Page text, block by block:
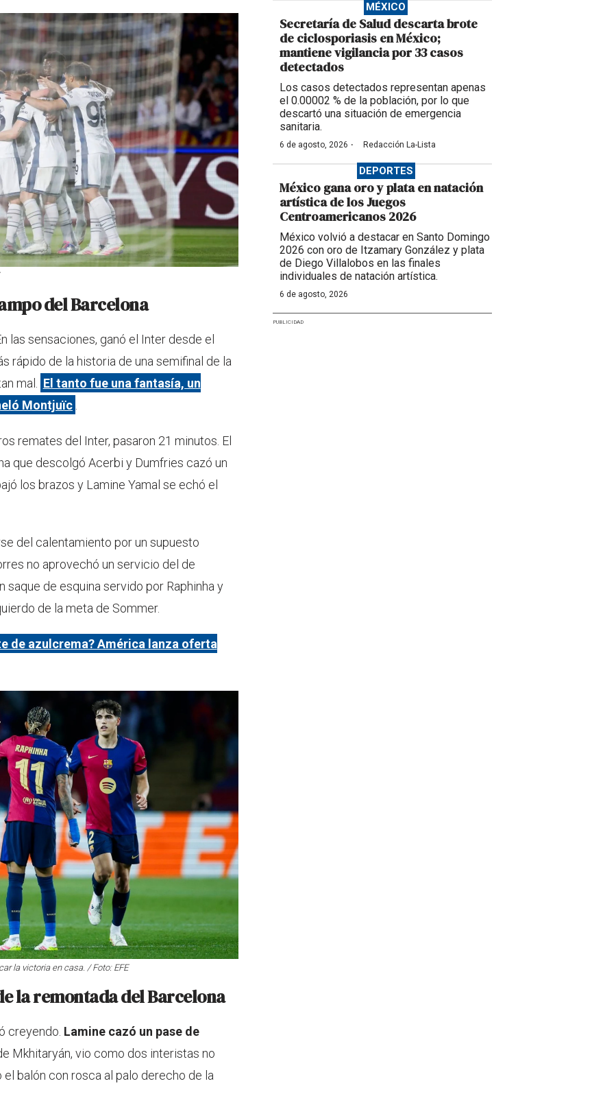
del Barcelona
las sensaciones, ganó el Inter desde el
rápido de la historia de una semifinal de la
mal.
El tanto fue una fantasía, un
Montjuïc
remates del Inter, pasaron 21 minutos. El
que descolgó Acerbi y Dumfries cazó un
los brazos y Lamine Yamal se echó el
del calentamiento por un supuesto
no aprovechó un servicio del de
saque de esquina servido por Raphinha y
de la meta de Sommer.
de azulcrema? América lanza oferta
la victoria en casa. / Foto: EFE
la remontada del Barcelona
creyendo. Lamine cazó un pase de
Mkhitaryán, vio como dos interistas no
el balón con rosca al palo derecho de la
MÉXICO
Secretaría de Salud descarta brote
de ciclosporiasis en México;
mantiene vigilancia por 33 casos
detectados
Los casos detectados representan apenas
el 0.00002 % de la población, por lo que
descartó una situación de emergencia
sanitaria.
6 de agosto, 2026 · Redacción La-Lista
DEPORTES
México gana oro y plata en natación
artística de los Juegos
Centroamericanos 2026
México volvió a destacar en Santo Domingo
2026 con oro de Itzamary González y plata
de Diego Villalobos en las finales
individuales de natación artística.
6 de agosto, 2026
PUBLICIDAD